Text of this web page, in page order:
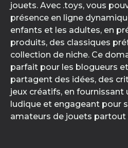
jouets. Avec .toys, vous
présence en ligne
enfants et les adultes, en
produits, des classiques
collection de niche. Ce
parfait pour les blogueurs
partagent des idées, des
jeux créatifs, en fournissant
ludique et engageant pour
amateurs de jouets partout